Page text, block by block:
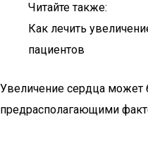
Читайте также:
Как лечить
пациентов
Увеличение сердца
предрасполагающими